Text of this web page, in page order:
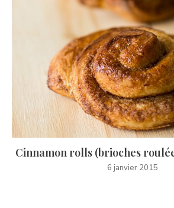
Cinnamon rolls (brioches
6 janvier 2015